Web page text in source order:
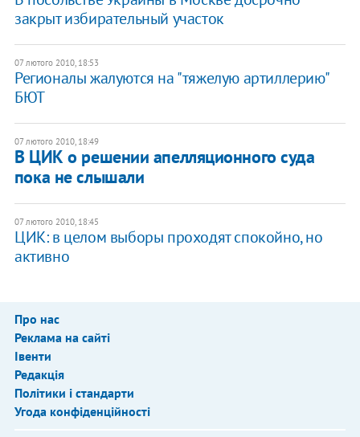
закрыт избирательный участок
07 лютого 2010, 18:53
Регионалы жалуются на "тяжелую артиллерию"
БЮТ
07 лютого 2010, 18:49
В ЦИК о решении апелляционного суда
пока не слышали
07 лютого 2010, 18:45
ЦИК: в целом выборы проходят спокойно, но
активно
Про нас
Реклама на сайті
Івенти
Редакція
Політики і стандарти
Угода конфіденційності